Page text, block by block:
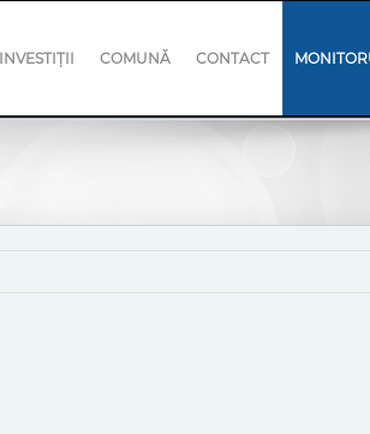
COMUNĂ CONTACT